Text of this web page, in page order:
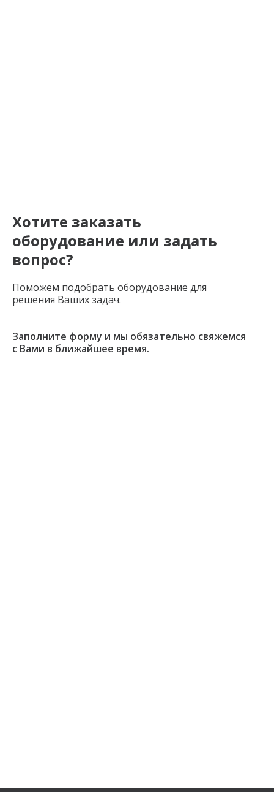
Хотите заказать
оборудование или задать
вопрос?
Поможем подобрать оборудование для
решения Ваших задач.
Заполните форму и мы обязательно свяжемся
с Вами в ближайшее время.